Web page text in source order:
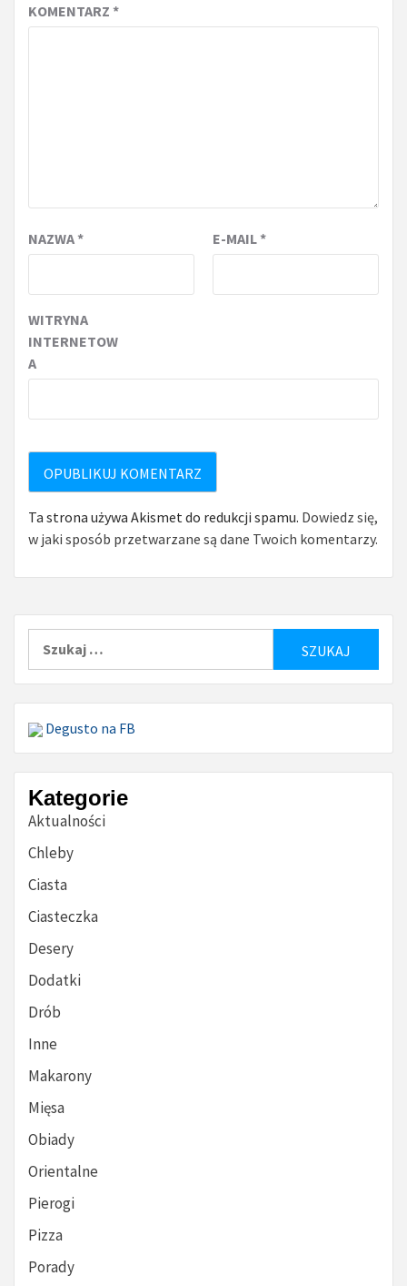
KOMENTARZ *
NAZWA* E-MAIL*
WITRYNA
INTERNETOW
A
Ta strona używa Akismet do redukcji spamu. Dowiedz się,
w jaki sposób przetwarzane są dane Twoich komentarzy.
Degusto na FB
Kategorie
Aktualności
Chleby
Ciasta
Ciasteczka
Desery
Dodatki
Drób
Inne
Makarony
Mięsa
Obiady
Orientalne
Pierogi
Pizza
Porady